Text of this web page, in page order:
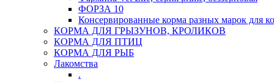
ФОРЗА 10
Консервированные корма разных марок для
КОРМА ДЛЯ ГРЫЗУНОВ, КРОЛИКОВ
КОРМА ДЛЯ ПТИЦ
КОРМА ДЛЯ РЫБ
Лакомства
.